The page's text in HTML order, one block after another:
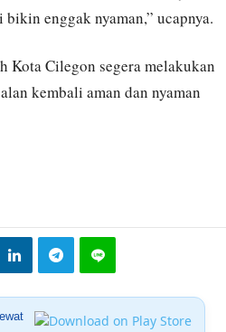
enggak nyaman,” ucapnya.
Kota Cilegon segera melakukan
kembali aman dan nyaman